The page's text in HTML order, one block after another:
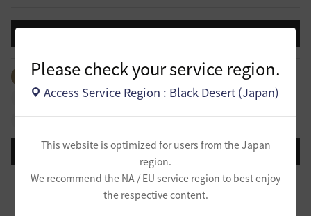
Please check your service region.
Access Service Region : Black Desert (Japan)
This website is optimized for users from the Japan
region.
We recommend the NA / EU service region to best enjoy
the respective content.
全体のタグを見る #生活 #ギルド
#パーティ
#拠点戦
#占領戦 #戦闘 #ギルドリーグ
#航海
#冒険
登録日順 検索順 コメント順 推奨順 話題順
【サンセットノヴァ】敷居が低い生活系(航海)ギルド お気
楽に冒険メンバー募集中♫
Iroly-日本